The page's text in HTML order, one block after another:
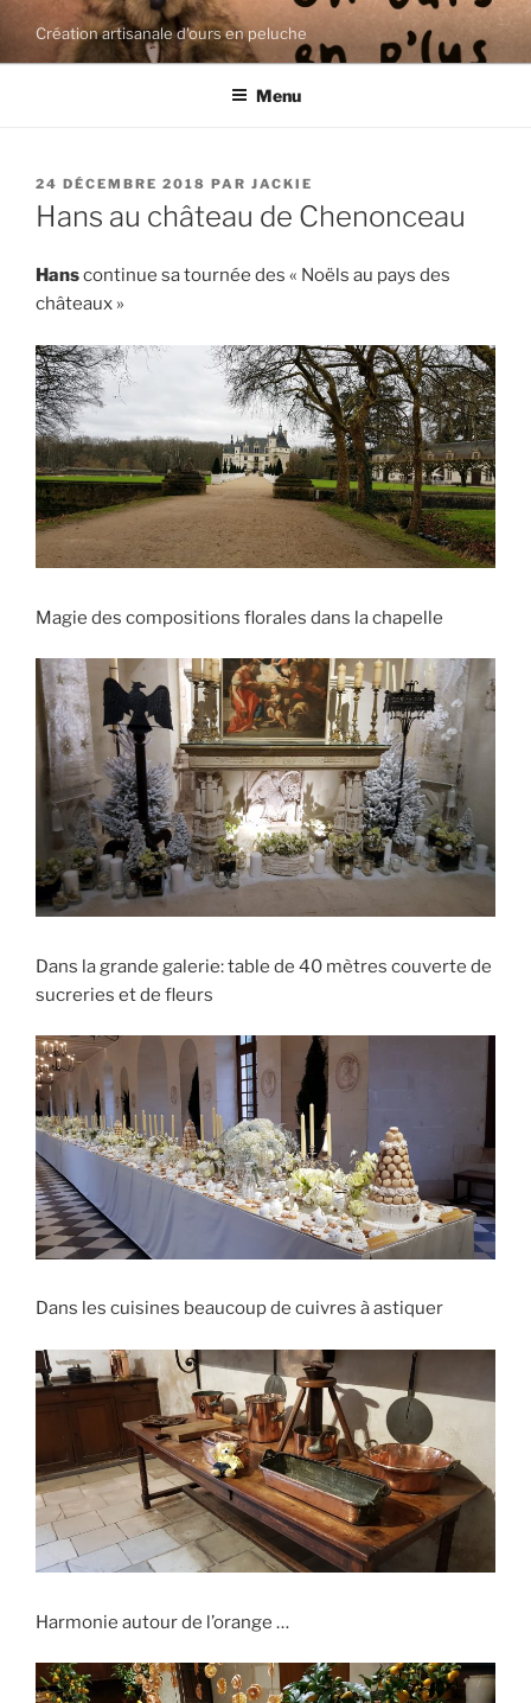
contenu
Création artisanale d'ours en peluche
Menu
PUBLIÉ
LE
24 DÉCEMBRE 2018 PAR JACKIE
Hans au château de Chenonceau
Hanscontinue sa tournée des « Noëls au pays des
châteaux »
Magie des compositions florales dans la chapelle
Dans la grande galerie: table de 40 mètres couverte de
sucreries et de fleurs
Dans les cuisines beaucoup de cuivres à astiquer
Harmonie autour de l’orange …